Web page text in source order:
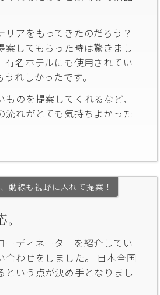
リアをもってきたのだろう？
案してもらった時は驚きまし
有名ホテルにも使用されてい
れしかったです。
のを提案してくれるなど、
流れがとても気持ちよかった
動線も視野に入れて提案！
ーディネーターを紹介してい
合わせをしました。 日本全国
という点が決め手となりまし